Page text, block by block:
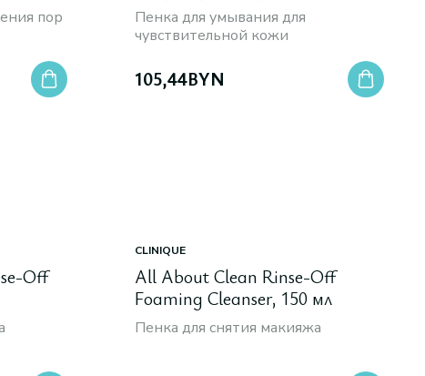
пор
125 мл
Пенка для умывания для
чувствительной кожи
105,44BYN
Off
CLINIQUE
All About Clean Rinse-Off
Foaming Cleanser, 150 мл
Пенка для снятия макияжа